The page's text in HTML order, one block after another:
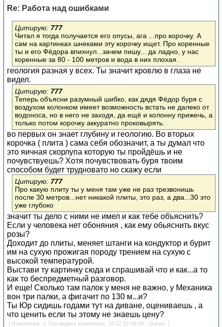
Re: Работа над ошибками
Цитирую: 777
Читал я тогда получается его опусы, ага ...про корочку. А
сам на картинках шнеками эту корочку ищет. Про коренные
ты и его Фёдора впихнул...зачем пишу... да ладно, у нас
коренные за 80 - 100 метров и вода в них плохая.
геология разная у всех. Ты значит кровлю в глаза не
видел.
Цитирую: 777
Теперь объясни разумный шибко, как дядя Фёдор буря с
воздухом колонком имеет возможность встать не далеко от
водоноса, но в него не заходя, да ещё и колонну прижечь, а
только потом корочку аккуратно проковырять.
во первых он знает глубину и геологию. Во вторых
корочка ( плита ) сама себя обозначит, а ты думал что
это яичная скорлупа которую ты пройдёшь и не
почувствуешь? Хотя почувствовать буря твоим
способом будет трудновато но скажу если
Цитирую: 777
Про какую плиту ты у меня там уже не раз трезвонишь
после 30 метров...нет никакой плиты, это раз, а два...30 это
уже глубоко
значит ты дело с ними не имел и как тебе объяснить?
Если у человека нет обоняния , как ему обьяснить вкус
розы?
Доходит до плиты, меняет штанги на кондуктор и бурит
им на сухую прожигая породу трением на сухую с
высокой температурой.
Выстави ту картинку сюда и спрашивай что и как...а то
как то беспредметный разговор.
И еще! Сколько там палок у меня не важно, у Механика
вон три палки, а фигачит по 130 м...и?
Ты Юр сидишь годами тут на диване, оцениваешь , а
что ценить если ты этому не знаешь цену?
[ Изменения: 3. Последнее изменение: 18.02.22 08:04 - Svirvic. ]